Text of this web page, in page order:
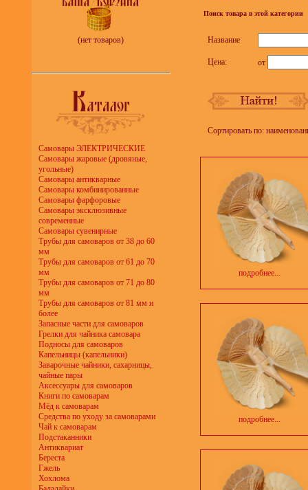
(нет товаров)
Самовары ЭЛЕКТРИЧЕСКИЕ
Самовары жаровые (дровяные,
угольные)
Самовары антикварные
Самовары комбинированные
Самовары фарфоровые
Самовары эксклюзивные
современные
Самовары сувенирные
Трубы для самоваров от 38 до 60
мм
Трубы для самоваров от 61 до 70
мм
Трубы для самоваров от 71 до 80
мм
Трубы для самоваров от 81 мм и
более
Запасные части для самоваров
Грелки для чайника самовара
Подносы для самоваров
Капельницы (капельники)
Заварочные чайники, сахарницы,
чайные пары
Аксессуары для самоваров
Книги по самоварам
Мёд к самоварам
Средства по уходу за самоварами
Чай к самоварам
Подстаканники
Антиквариат
Береста
Гжель
Хохлома
Поиск товара в этой категории
Название
Цена: от
Сортировать по:
подробнее...
подробнее...